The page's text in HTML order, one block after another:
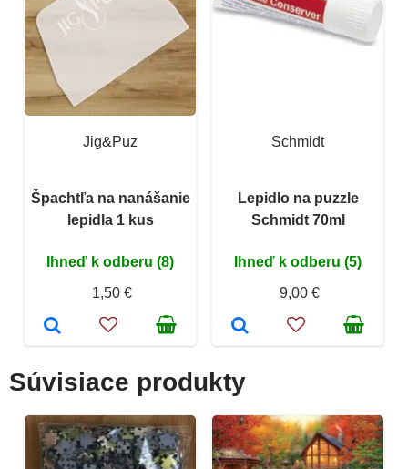
Jig&Puz
Špachtľa na nanášanie
lepidla 1 kus
Ihneď k odberu (8)
1,50 €
Schmidt
Lepidlo na puzzle
Schmidt 70ml
Ihneď k odberu (5)
9,00 €
Súvisiace produkty